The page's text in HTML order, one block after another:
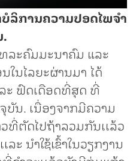
ບໍລິການຄວາມປອດໄພຈໍາ
ລະຄົມມະນາຄົມ ແລະ
ໃນໄລຍະຜ່ານມາ ໄດ້
ະ ຟົດເດືອດທີ່ສຸດ ທີ່
ບັນ. ເນື່ອງຈາກມີຄວາມ
ທີ່ຕັດໄປຖ້າລວມກັນເເລ້ວ
ລະ ນໍາໃຊ້ເຂົ້າໃນວຽກງານ